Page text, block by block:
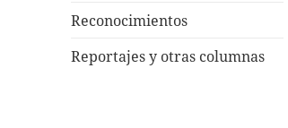
Reconocimientos
Reportajes y otras columnas